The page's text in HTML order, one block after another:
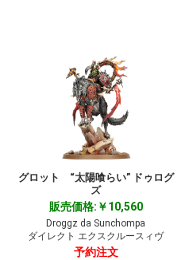
グロット “太陽喰らい” ドゥログ
ズ
販売価格:￥10,560
Droggz da Sunchompa
ダイレクト エクスクルースィヴ
予約注文